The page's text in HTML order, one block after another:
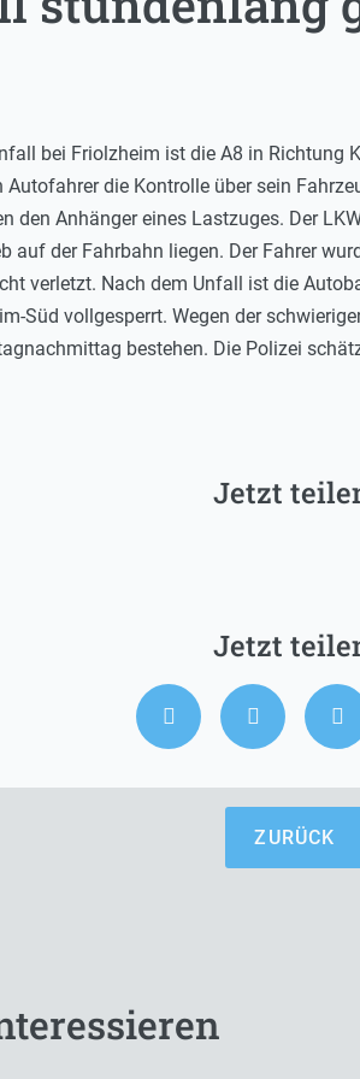
bei Friolzheim ist die A8 in Richtung
die Kontrolle über sein
den Anhänger eines Lastzuges. Der
auf der Fahrbahn liegen. Der Fahrer
verletzt. Nach dem Unfall ist die
Süd vollgesperrt. Wegen der
bestehen. Die Polizei
ZURÜCK